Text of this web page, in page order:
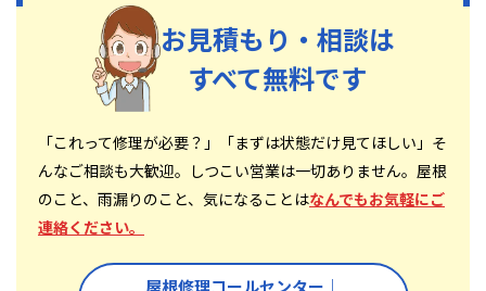
お見積もり・相談は
すべて無料です
「これって修理が必要？」「まずは状態だけ見てほしい」そ
んなご相談も大歓迎。しつこい営業は一切ありません。屋根
のこと、雨漏りのこと、気になることはなんでもお気軽にご
連絡ください。
屋根修理コールセンター｜